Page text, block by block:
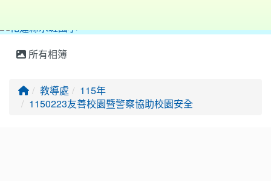
所有相簿
回首頁
教導處
115年
1150223友善校園暨警察協助校園安全